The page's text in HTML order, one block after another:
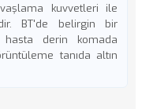
kuvvetleri ile
BT'de belirgin bir
hasta derin komada
tanıda altın